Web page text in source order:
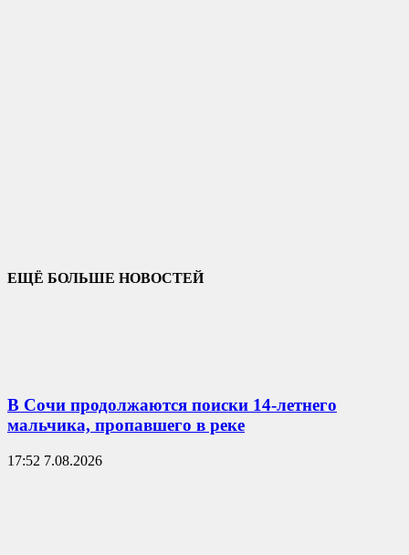
ЕЩЁ БОЛЬШЕ НОВОСТЕЙ
В Сочи продолжаются поиски 14-летнего
мальчика, пропавшего в реке
17:52 7.08.2026